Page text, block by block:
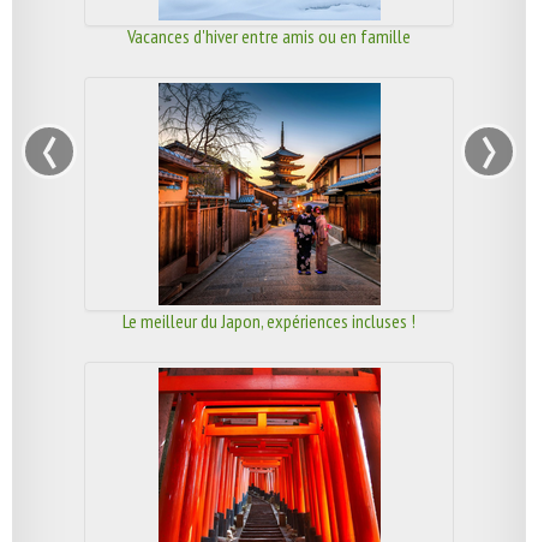
Vacances d'hiver entre amis ou en famille
Le meilleur du Japon, expériences incluses !
‹ ›